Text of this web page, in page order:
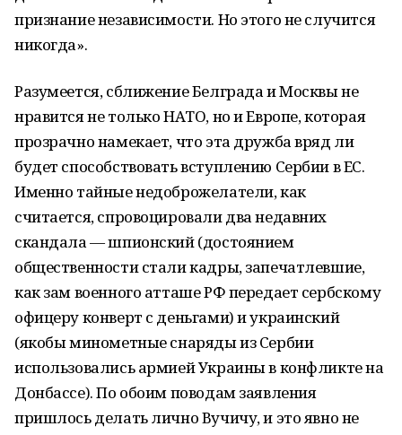
признание независимости. Но этого не случится
никогда».
Разумеется, сближение Белграда и Москвы не
нравится не только НАТО, но и Европе, которая
прозрачно намекает, что эта дружба вряд ли
будет способствовать вступлению Сербии в ЕС.
Именно тайные недоброжелатели, как
считается, спровоцировали два недавних
скандала — шпионский (достоянием
общественности стали кадры, запечатлевшие,
как зам военного атташе РФ передает сербскому
офицеру конверт с деньгами) и украинский
(якобы минометные снаряды из Сербии
использовались армией Украины в конфликте на
Донбассе). По обоим поводам заявления
пришлось делать лично Вучичу, и это явно не